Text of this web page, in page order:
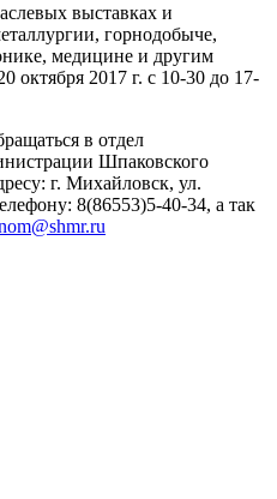
выставках и
горнодобыче,
медицине и другим
октября 2017 г. с 10-30 до 17-
в отдел
Шпаковского
г. Михайловск, ул.
8(86553)5-40-34, а так